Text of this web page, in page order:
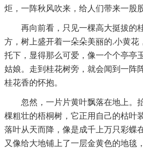
炬，一阵秋风吹来，给人们带来一股
再向前看，只见一棵高大挺拔的
方，树上盛开着一朵朵美丽的.小黄花
托下，显得那么可爱，像一个个亭亭
姑娘。走到桂花树旁，就会闻到一阵
桂花香的怀抱。
忽然，一片片黄叶飘落在地上。
棵粗壮的梧桐树，它正用自己的枯叶
落叶从天而降，像是成千上万只彩蝶
又像给大地铺上了一层金黄色的地毯